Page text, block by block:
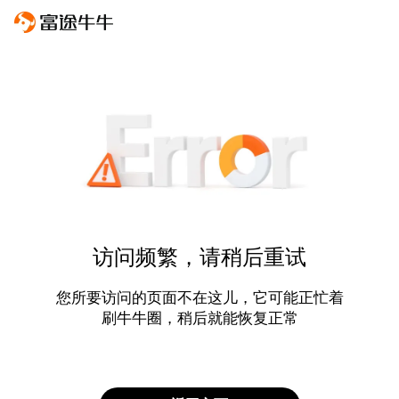
访问频繁，请稍后重试
您所要访问的页面不在这儿，它可能正忙着
刷牛牛圈，稍后就能恢复正常